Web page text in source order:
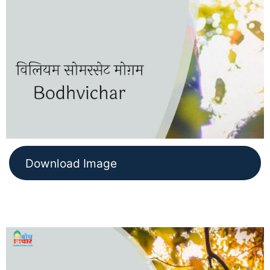
Download Image